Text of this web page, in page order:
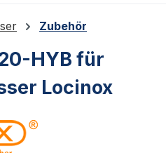
Zubehör
HYB für
Locinox